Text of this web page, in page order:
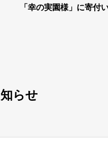
「幸の実園様」に寄付
らせ